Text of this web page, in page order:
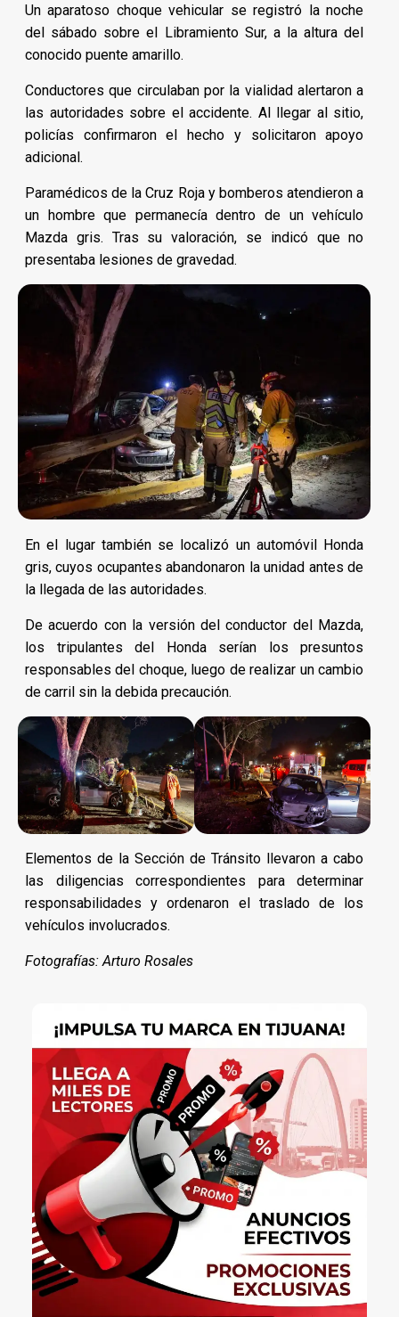
Un aparatoso choque vehicular se registró la noche
del sábado sobre el Libramiento Sur, a la altura del
conocido puente amarillo.
Conductores que circulaban por la vialidad alertaron a
las autoridades sobre el accidente. Al llegar al sitio,
policías confirmaron el hecho y solicitaron apoyo
adicional.
Paramédicos de la Cruz Roja y bomberos atendieron a
un hombre que permanecía dentro de un vehículo
Mazda gris. Tras su valoración, se indicó que no
presentaba lesiones de gravedad.
En el lugar también se localizó un automóvil Honda
gris, cuyos ocupantes abandonaron la unidad antes de
la llegada de las autoridades.
De acuerdo con la versión del conductor del Mazda,
los tripulantes del Honda serían los presuntos
responsables del choque, luego de realizar un cambio
de carril sin la debida precaución.
Elementos de la Sección de Tránsito llevaron a cabo
las diligencias correspondientes para determinar
responsabilidades y ordenaron el traslado de los
vehículos involucrados.
Fotografías: Arturo Rosales